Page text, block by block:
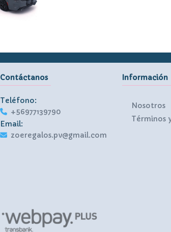
Contáctanos
Teléfono:
+56977139790
Email:
zoeregalos.pv@gmail.com
Información
Nosotros
Términos